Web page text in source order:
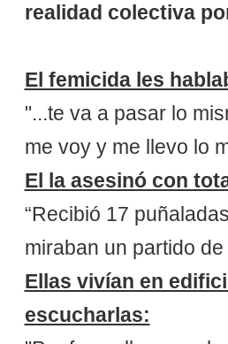
realidad colectiva
El femicida les
"...te va a pasar lo
me voy y me llevo lo
El la asesinó con
“Recibió 17
miraban un partido de
Ellas vivían en
escucharlas: